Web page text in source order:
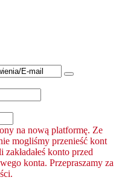
na nową platformę. Ze
mogliśmy przenieść kont
konto przed
konta. Przepraszamy za